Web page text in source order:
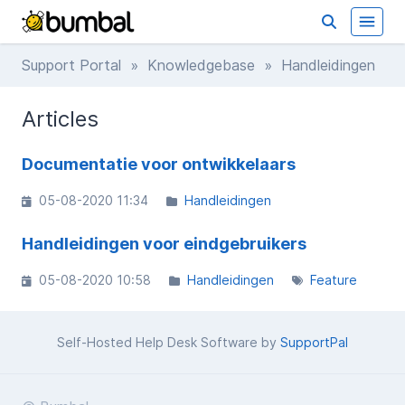
Support Portal » Knowledgebase » Handleidingen
Articles
Documentatie voor ontwikkelaars
05-08-2020 11:34 Handleidingen
Handleidingen voor eindgebruikers
05-08-2020 10:58 Handleidingen Feature
Self-Hosted Help Desk Software by SupportPal